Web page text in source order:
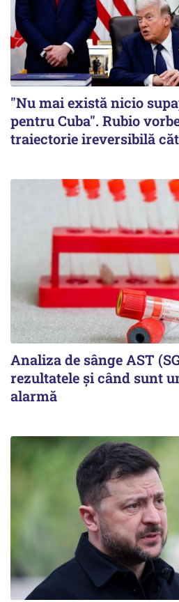
"Nu mai există nicio
pentru Cuba". Rubio
traiectorie ireversibilă
Analiza de sânge AST
rezultatele și când sunt
alarmă